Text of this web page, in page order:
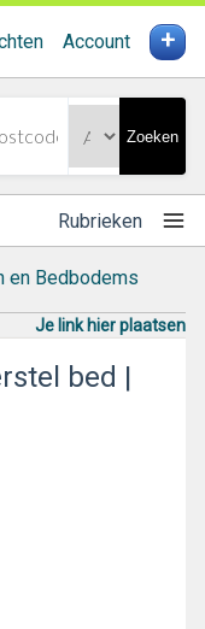
Account +
Zoeken
Rubrieken
en Bedbodems
Je link hier plaatsen
bed |